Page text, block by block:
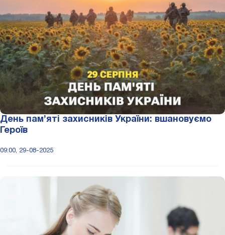
День пам’яті захисників України: вшановуємо
Героїв
09:00, 29-08-2025